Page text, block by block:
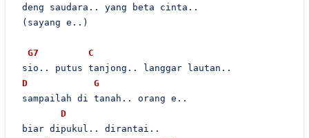
deng saudara.. yang beta cinta..
(sayang e..)
G7
C
sio.. putus tanjong.. langgar lautan..
D
G
sampailah di tanah.. orang e..
D
biar dipukul.. dirantai..